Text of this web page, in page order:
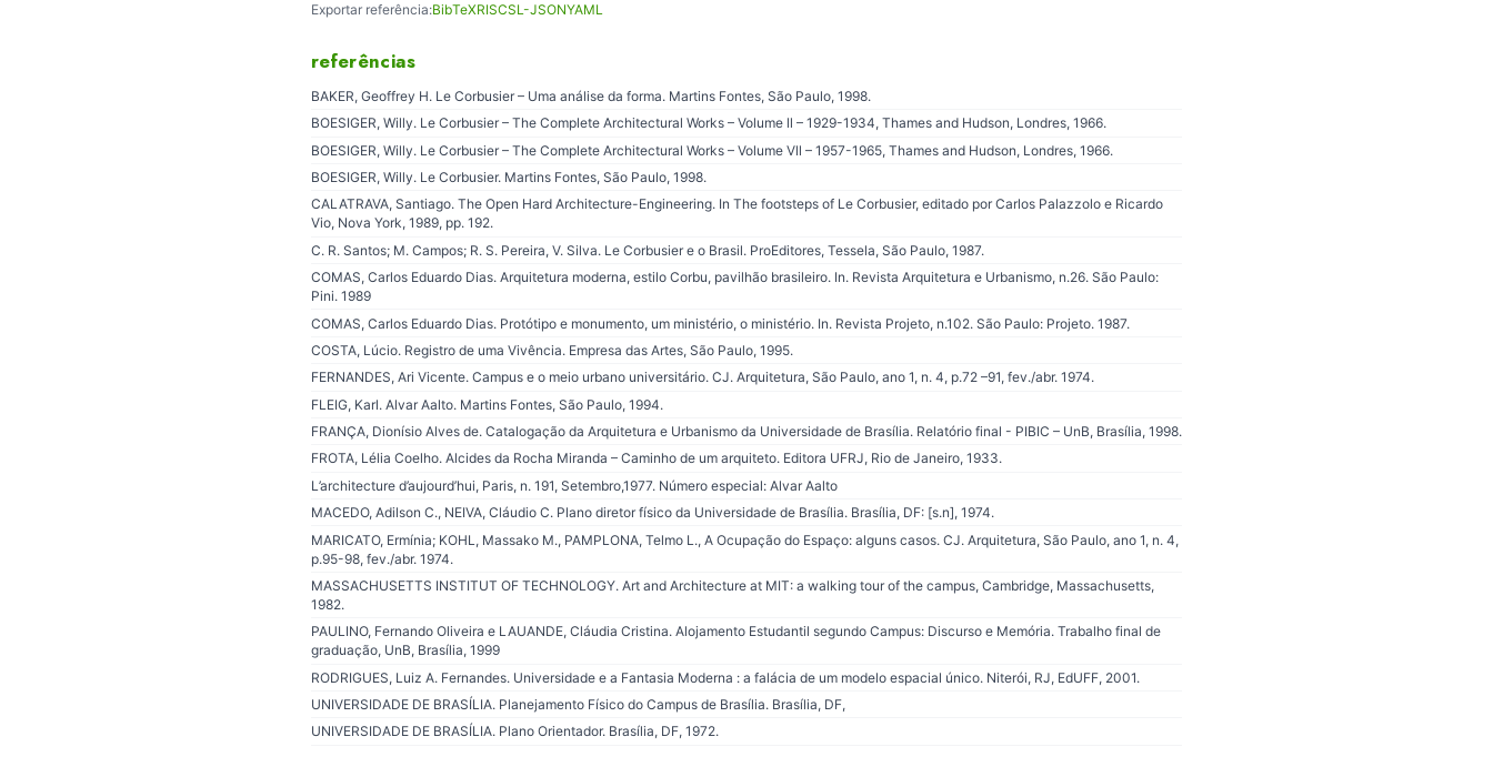
Exportar referência:BibTeXRISCSL-JSONYAML
referências
BAKER, Geoffrey H. Le Corbusier – Uma análise da forma. Martins Fontes, São Paulo, 1998.
BOESIGER, Willy. Le Corbusier – The Complete Architectural Works – Volume ll – 1929-1934, Thames and Hudson, Londres, 1966.
BOESIGER, Willy. Le Corbusier – The Complete Architectural Works – Volume Vll – 1957-1965, Thames and Hudson, Londres, 1966.
BOESIGER, Willy. Le Corbusier. Martins Fontes, São Paulo, 1998.
CALATRAVA, Santiago. The Open Hard Architecture-Engineering. In The footsteps of Le Corbusier, editado por Carlos Palazzolo e Ricardo
Vio, Nova York, 1989, pp. 192.
C. R. Santos; M. Campos; R. S. Pereira, V. Silva. Le Corbusier e o Brasil. ProEditores, Tessela, São Paulo, 1987.
COMAS, Carlos Eduardo Dias. Arquitetura moderna, estilo Corbu, pavilhão brasileiro. In. Revista Arquitetura e Urbanismo, n.26. São Paulo:
Pini. 1989
COMAS, Carlos Eduardo Dias. Protótipo e monumento, um ministério, o ministério. In. Revista Projeto, n.102. São Paulo: Projeto. 1987.
COSTA, Lúcio. Registro de uma Vivência. Empresa das Artes, São Paulo, 1995.
FERNANDES, Ari Vicente. Campus e o meio urbano universitário. CJ. Arquitetura, São Paulo, ano 1, n. 4, p.72 –91, fev./abr. 1974.
FLEIG, Karl. Alvar Aalto. Martins Fontes, São Paulo, 1994.
FRANÇA, Dionísio Alves de. Catalogação da Arquitetura e Urbanismo da Universidade de Brasília. Relatório final - PIBIC – UnB, Brasília, 1998.
FROTA, Lélia Coelho. Alcides da Rocha Miranda – Caminho de um arquiteto. Editora UFRJ, Rio de Janeiro, 1933.
L’architecture d’aujourd’hui, Paris, n. 191, Setembro,1977. Número especial: Alvar Aalto
MACEDO, Adilson C., NEIVA, Cláudio C. Plano diretor físico da Universidade de Brasília. Brasília, DF: [s.n], 1974.
MARICATO, Ermínia; KOHL, Massako M., PAMPLONA, Telmo L., A Ocupação do Espaço: alguns casos. CJ. Arquitetura, São Paulo, ano 1, n. 4,
p.95-98, fev./abr. 1974.
MASSACHUSETTS INSTITUT OF TECHNOLOGY. Art and Architecture at MIT: a walking tour of the campus, Cambridge, Massachusetts,
1982.
PAULINO, Fernando Oliveira e LAUANDE, Cláudia Cristina. Alojamento Estudantil segundo Campus: Discurso e Memória. Trabalho final de
graduação, UnB, Brasília, 1999
RODRIGUES, Luiz A. Fernandes. Universidade e a Fantasia Moderna : a falácia de um modelo espacial único. Niterói, RJ, EdUFF, 2001.
UNIVERSIDADE DE BRASÍLIA. Planejamento Físico do Campus de Brasília. Brasília, DF,
UNIVERSIDADE DE BRASÍLIA. Plano Orientador. Brasília, DF, 1972.